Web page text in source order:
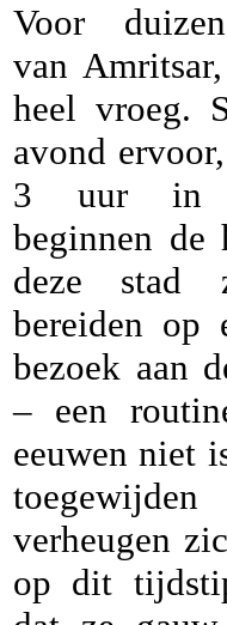
Voor
van
heel vroeg.
avond
3 uur in
beginnen de
deze stad
bereiden op
bezoek aan
– een
eeuwen niet
verheugen
op dit